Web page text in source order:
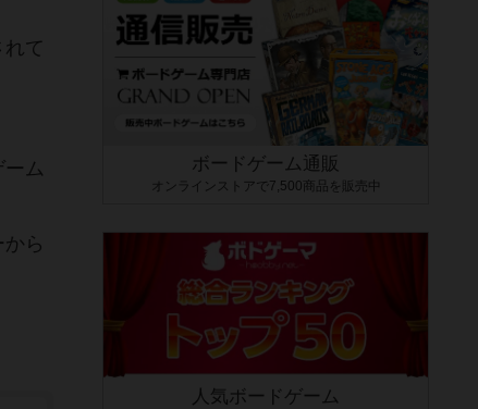
て
ム
ら
ボードゲーム通販
オンラインストアで7,500商品を販売中
人気ボードゲーム